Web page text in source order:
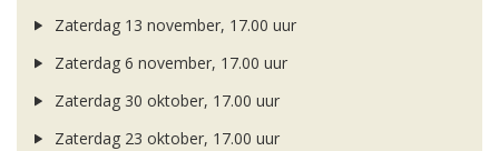
Zaterdag 13 november, 17.00 uur
Zaterdag 6 november, 17.00 uur
Zaterdag 30 oktober, 17.00 uur
Zaterdag 23 oktober, 17.00 uur